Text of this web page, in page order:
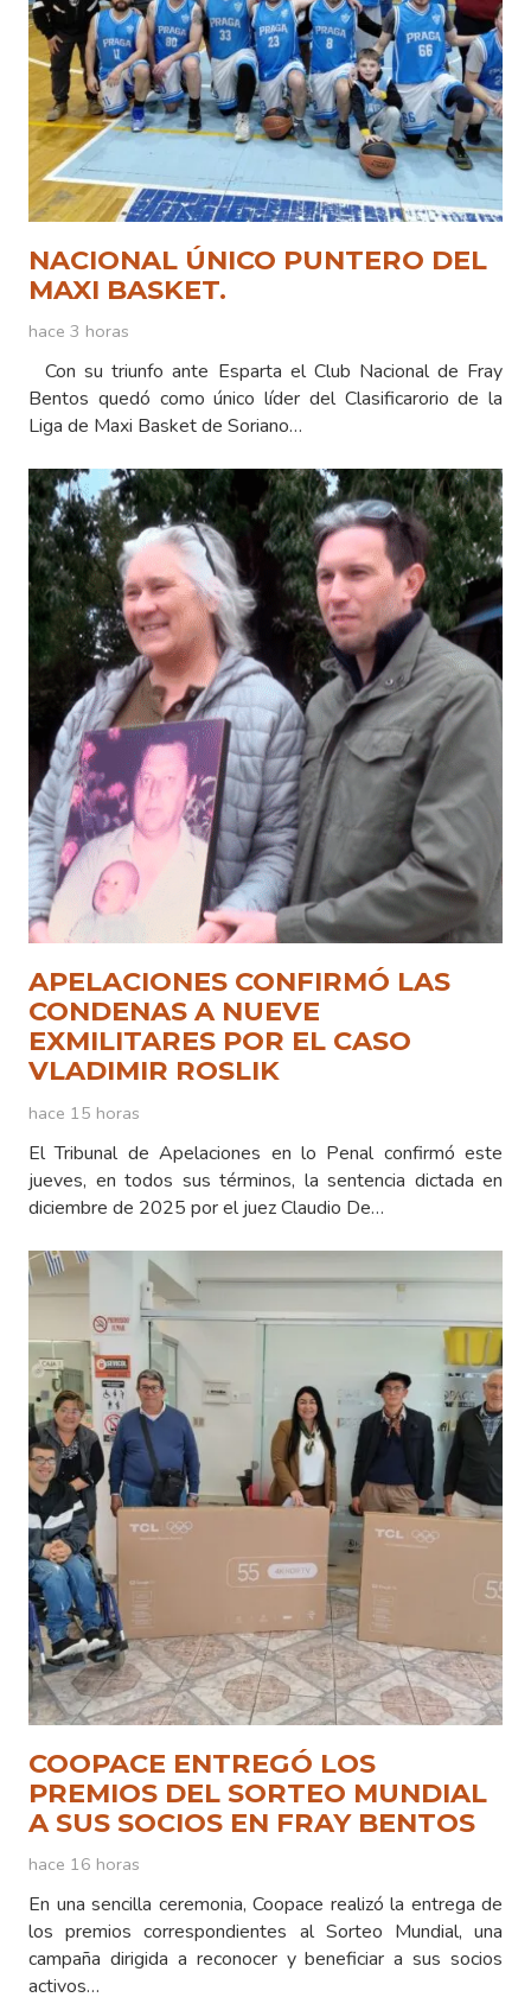
NACIONAL ÚNICO PUNTERO DEL
MAXI BASKET.
hace 3 horas
Con su triunfo ante Esparta el Club Nacional de Fray
Bentos quedó como único líder del Clasificarorio de la
Liga de Maxi Basket de Soriano…
APELACIONES CONFIRMÓ LAS
CONDENAS A NUEVE
EXMILITARES POR EL CASO
VLADIMIR ROSLIK
hace 15 horas
El Tribunal de Apelaciones en lo Penal confirmó este
jueves, en todos sus términos, la sentencia dictada en
diciembre de 2025 por el juez Claudio De…
COOPACE ENTREGÓ LOS
PREMIOS DEL SORTEO MUNDIAL
A SUS SOCIOS EN FRAY BENTOS
hace 16 horas
En una sencilla ceremonia, Coopace realizó la entrega de
los premios correspondientes al Sorteo Mundial, una
campaña dirigida a reconocer y beneficiar a sus socios
activos…